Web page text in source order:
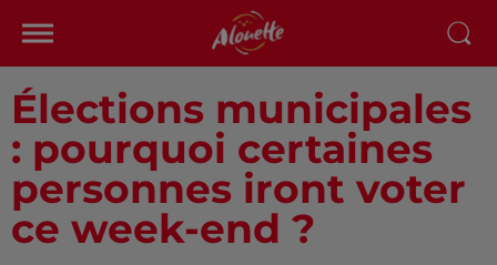
Élections municipales
: pourquoi certaines
personnes iront voter
ce week-end ?